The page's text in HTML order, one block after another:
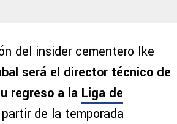
del insider cementero Ike
será el director técnico de
regreso a la Liga de
de la temporada